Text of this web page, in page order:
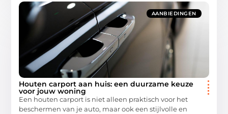
AANBIEDINGEN
Houten carport aan huis: een duurzame keuze
voor jouw woning
Een houten carport is niet alleen praktisch voor het
beschermen van je auto, maar ook een stijlvolle en